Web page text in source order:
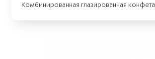
Комбинированная глазированная конфета